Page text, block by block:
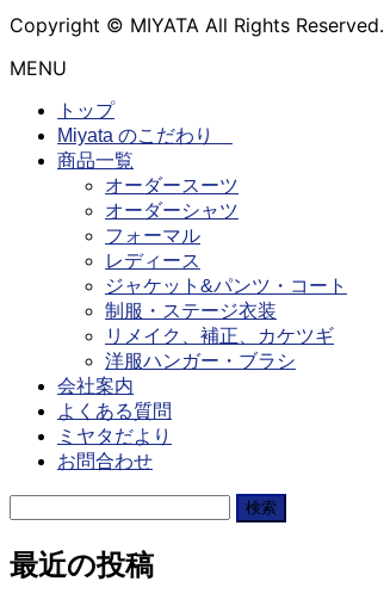
Copyright © MIYATA All Rights Reserved.
MENU
トップ
Miyata のこだわり
商品一覧
オーダースーツ
オーダーシャツ
フォーマル
レディース
ジャケット&パンツ・コート
制服・ステージ衣装
リメイク、補正、カケツギ
洋服ハンガー・ブラシ
会社案内
よくある質問
ミヤタだより
お問合わせ
検
最近の投稿